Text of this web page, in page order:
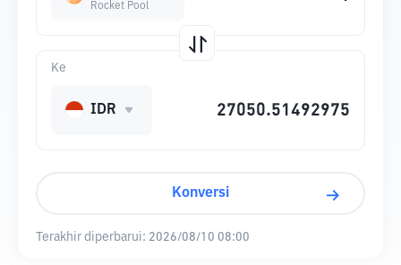
Rocket Pool
Ke
IDR
Konversi
Terakhir diperbarui: 2026/08/10 08:00